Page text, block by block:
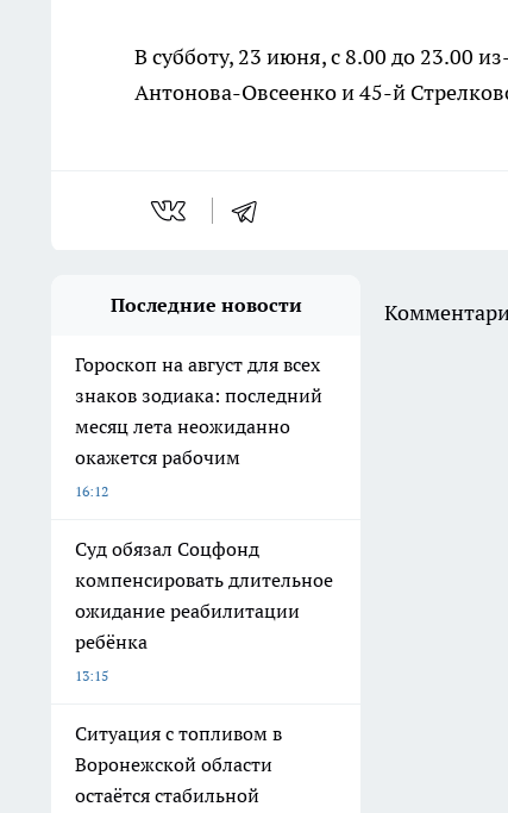
В субботу, 23 июня, с 8.00 до 23.00
Антонова-Овсеенко и 45-й
Последние новости
Гороскоп на август для всех
знаков зодиака: последний
месяц лета неожиданно
окажется рабочим
16:12
Суд обязал Соцфонд
компенсировать длительное
ожидание реабилитации
ребёнка
13:15
Ситуация с топливом в
Воронежской области
остаётся стабильной